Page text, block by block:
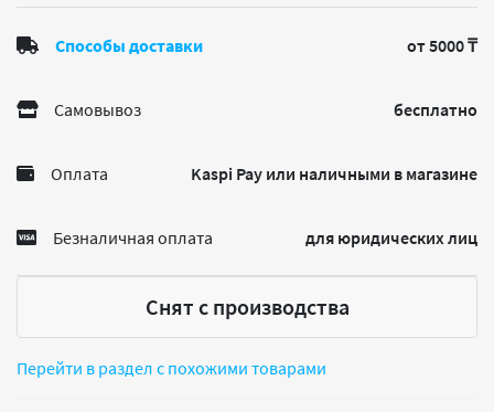
Способы доставки от 5000 ₸
Самовывоз бесплатно
Оплата Kaspi Pay или наличными в магазине
Безналичная оплата для юридических лиц
Снят с производства
Перейти в раздел с похожими товарами